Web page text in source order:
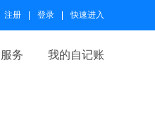
注册 登录 快速进入
务 我的自记账